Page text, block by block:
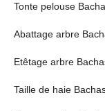
Tonte pelouse
Abattage arbre
Etêtage arbre
Taille de haie